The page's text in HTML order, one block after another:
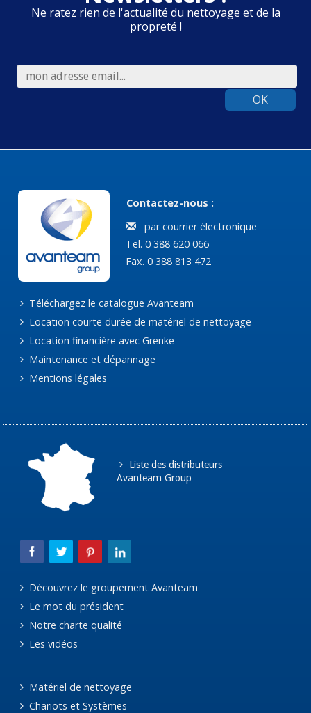
Ne ratez rien de l'actualité du nettoyage et de la
propreté !
OK
Contactez-nous :
par courrier électronique
Tel. 0 388 620 066
Fax. 0 388 813 472
Téléchargez le catalogue Avanteam
Location courte durée de matériel de nettoyage
Location financière avec Grenke
Maintenance et dépannage
Mentions légales
Liste des distributeurs
Avanteam Group
Découvrez le groupement Avanteam
Le mot du président
Notre charte qualité
Les vidéos
Matériel de nettoyage
Chariots et Systèmes